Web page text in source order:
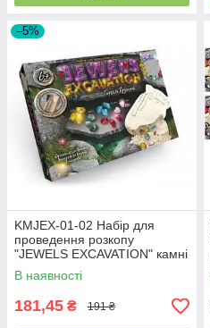
–5%
KMJEX-01-02 Набір для
проведення розкопу
"JEWELS EXCAVATION" камні
укр.(6),
В наявності
181,45 ₴ 191 ₴